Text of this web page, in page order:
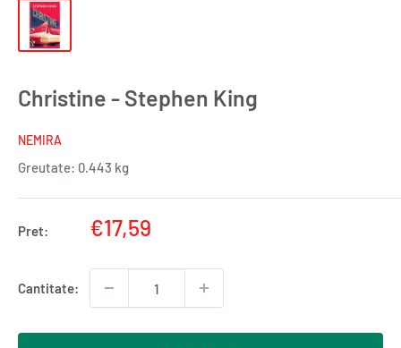
Christine - Stephen King
NEMIRA
Greutate: 0.443 kg
Pret:
Pret
€17,59
Cantitate: